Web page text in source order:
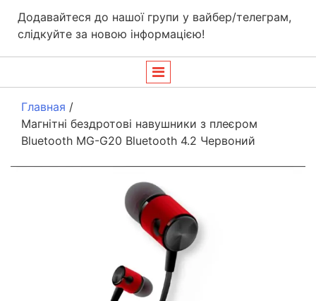
Додавайтеся до нашої групи у вайбер/телеграм,
слідкуйте за новою інформацією!
Главная /
Магнітні бездротові навушники з плеєром
Bluetooth MG-G20 Bluetooth 4.2 Червоний